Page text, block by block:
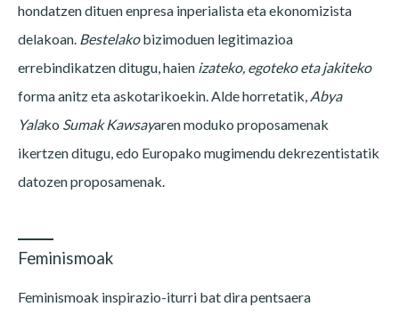
hondatzen dituen enpresa inperialista eta ekonomizista
delakoan. Bestelakobizimoduen legitimazioa
errebindikatzen ditugu, haien izateko, egoteko eta jakiteko
forma anitz eta askotarikoekin. Alde horretatik, Abya
Yalako Sumak Kawsayaren moduko proposamenak
ikertzen ditugu, edo Europako mugimendu dekrezentistatik
datozen proposamenak.
Feminismoak
Feminismoak inspirazio-iturri bat dira pentsaera